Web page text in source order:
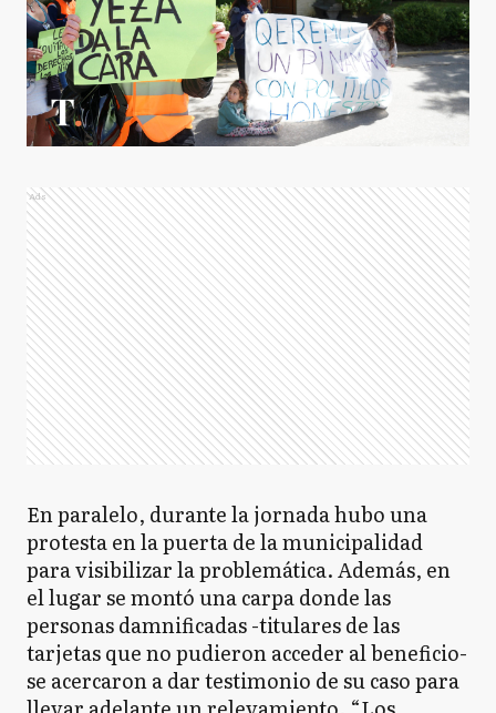
Ads
En paralelo, durante la jornada hubo una
protesta en la puerta de la municipalidad
para visibilizar la problemática. Además, en
el lugar se montó una carpa donde las
personas damnificadas -titulares de las
tarjetas que no pudieron acceder al beneficio-
se acercaron a dar testimonio de su caso para